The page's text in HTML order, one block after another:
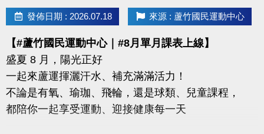
發佈日期 : 2026.07.18 來源 : 蘆竹國民運動中心
【#蘆竹國民運動中心｜#8月單月課表上線】
盛夏 8 月，陽光正好
一起來蘆運揮灑汗水、補充滿滿活力！
不論是有氧、瑜珈、飛輪，還是球類、兒童課程，
都陪你一起享受運動、迎接健康每一天